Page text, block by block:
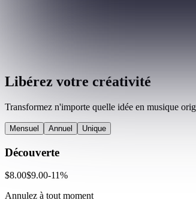
Libérez votre créativité
Transformez n'importe quelle idée en musique
Mensuel Annuel Unique
Découverte
$8.00$9.00-11%
Annulez à tout moment